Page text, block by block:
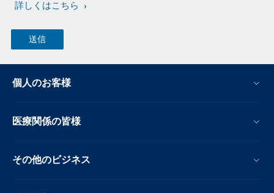
詳しくはこちら
個人のお客様
医療関係の皆様
その他のビジネス